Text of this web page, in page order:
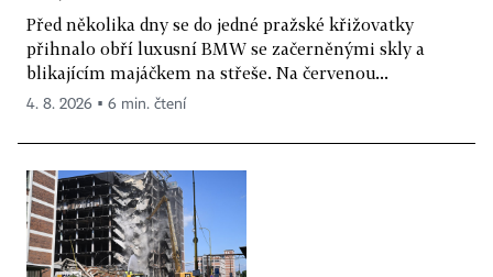
Před několika dny se do jedné pražské křižovatky
přihnalo obří luxusní BMW se začerněnými skly a
blikajícím majáčkem na střeše. Na červenou...
4. 8. 2026 ▪ 6 min. čtení